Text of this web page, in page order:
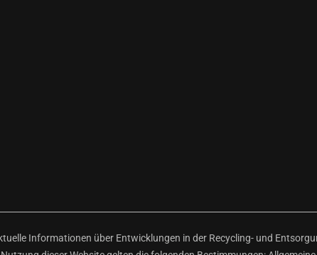
Informationen über Entwicklungen in der Recycling- und